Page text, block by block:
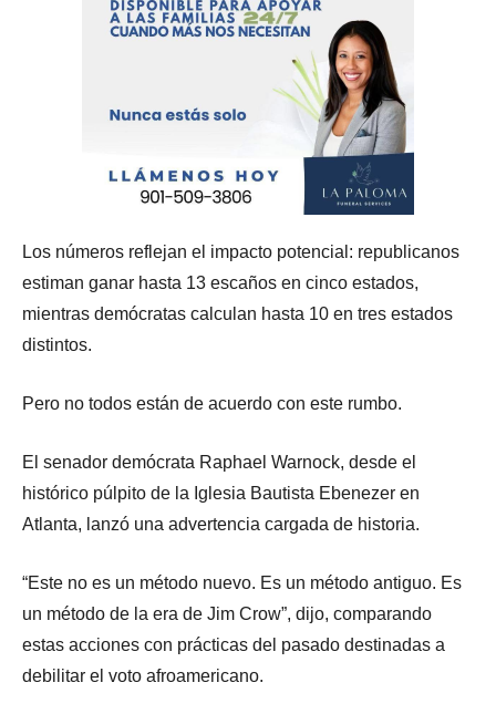
Los números reflejan el impacto potencial: republicanos
estiman ganar hasta 13 escaños en cinco estados,
mientras demócratas calculan hasta 10 en tres estados
distintos.
Pero no todos están de acuerdo con este rumbo.
El senador demócrata Raphael Warnock, desde el
histórico púlpito de la Iglesia Bautista Ebenezer en
Atlanta, lanzó una advertencia cargada de historia.
“Este no es un método nuevo. Es un método antiguo. Es
un método de la era de Jim Crow”, dijo, comparando
estas acciones con prácticas del pasado destinadas a
debilitar el voto afroamericano.